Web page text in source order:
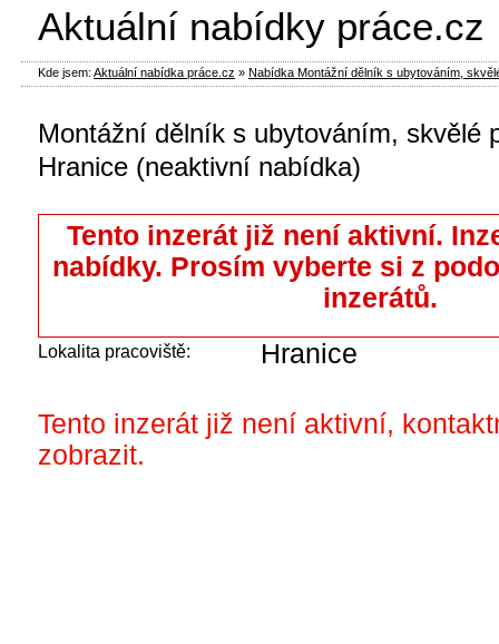
Montážní dělník s ubytováním, skvělé
Hranice (neaktivní nabídka)
Tento inzerát již není aktivní.
nabídky. Prosím vyberte si z
inzerátů.
Lokalita pracoviště: Hranice
Tento inzerát již není aktivní,
zobrazit.
Aktuální nabídky práce.cz
Kde jsem: Aktuální nabídka práce.cz » Nabídka Montážní dělník s ubytováním,